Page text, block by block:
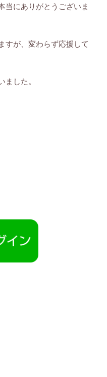
当にありがとうございま
すが、変わらず応援して
ました。